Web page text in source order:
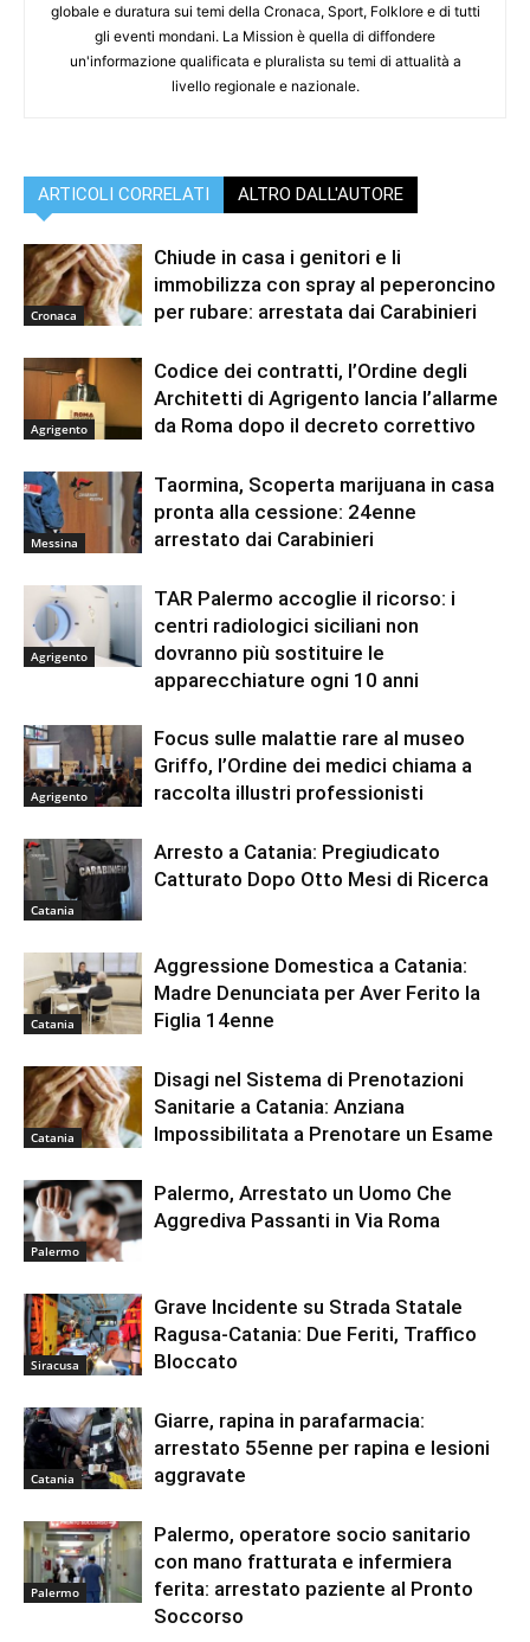
globale e duratura sui temi della Cronaca, Sport, Folklore e di tutti
gli eventi mondani. La Mission è quella di diffondere
un'informazione qualificata e pluralista su temi di attualità a
livello regionale e nazionale.
ARTICOLI CORRELATI ALTRO DALL'AUTORE
Cronaca
Chiude in casa i genitori e li
immobilizza con spray al peperoncino
per rubare: arrestata dai Carabinieri
Agrigento
Codice dei contratti, l’Ordine degli
Architetti di Agrigento lancia l’allarme
da Roma dopo il decreto correttivo
Messina
Taormina, Scoperta marijuana in casa
pronta alla cessione: 24enne
arrestato dai Carabinieri
Agrigento
TAR Palermo accoglie il ricorso: i
centri radiologici siciliani non
dovranno più sostituire le
apparecchiature ogni 10 anni
Agrigento
Focus sulle malattie rare al museo
Griffo, l’Ordine dei medici chiama a
raccolta illustri professionisti
Catania
Arresto a Catania: Pregiudicato
Catturato Dopo Otto Mesi di Ricerca
Catania
Aggressione Domestica a Catania:
Madre Denunciata per Aver Ferito la
Figlia 14enne
Catania
Disagi nel Sistema di Prenotazioni
Sanitarie a Catania: Anziana
Impossibilitata a Prenotare un Esame
Palermo
Palermo, Arrestato un Uomo Che
Aggrediva Passanti in Via Roma
Siracusa
Grave Incidente su Strada Statale
Ragusa-Catania: Due Feriti, Traffico
Bloccato
Catania
Giarre, rapina in parafarmacia:
arrestato 55enne per rapina e lesioni
aggravate
Palermo
Palermo, operatore socio sanitario
con mano fratturata e infermiera
ferita: arrestato paziente al Pronto
Soccorso